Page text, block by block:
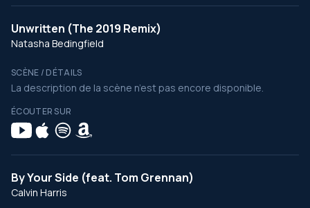
Unwritten (The 2019 Remix)
Natasha Bedingfield
SCÈNE / DÉTAILS
La description de la scène n’est pas encore disponible.
ÉCOUTER SUR
By Your Side (feat. Tom Grennan)
Calvin Harris